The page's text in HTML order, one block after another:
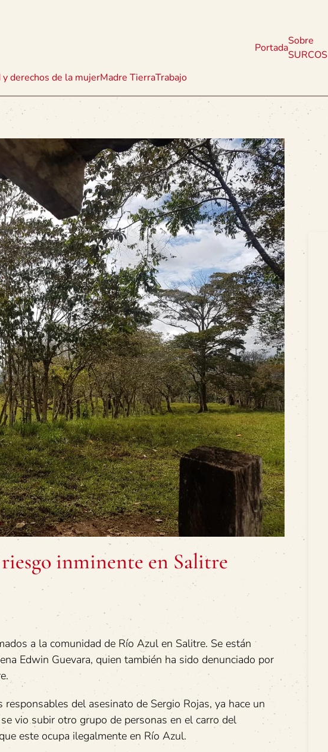
y derechos de la mujerMadre TierraTrabajo
Portada
Sobre
SURCOS
inminente en Salitre
a la comunidad de Río Azul en Salitre. Se están
Edwin Guevara, quien también ha sido denunciado por
del asesinato de Sergio Rojas, ya hace un
vio subir otro grupo de personas en el carro del
este ocupa ilegalmente en Río Azul.